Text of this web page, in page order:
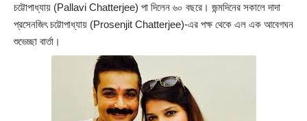
চট্টোপাধ্যায় (Pallavi Chatterjee) পা দিলেন ৬০ বছরে। জন্মদিনের সকালে দাদা
প্রসেনজিৎ চট্টোপাধ্যায় (Prosenjit Chatterjee)-এর পক্ষ থেকে এল এক আবেগঘন
শুভেচ্ছা বার্তা।